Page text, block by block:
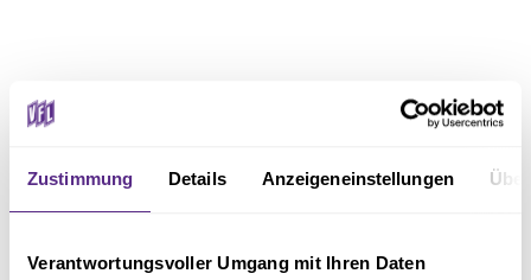
Zustimmung Details Anzeigeneinstellungen
Verantwortungsvoller Umgang mit Ihren Daten